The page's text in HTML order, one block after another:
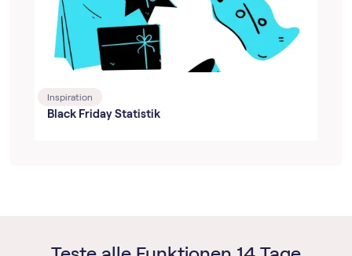
Inspiration
Black Friday Statistik